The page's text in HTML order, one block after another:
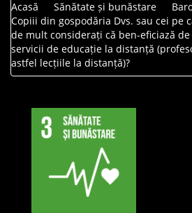
Acasă Sănătate și bunăstare
Copiii din gospodăria Dvs. sau cei pe
de mult considerați că ben-eficiază
servicii de educație la distanță
astfel lecțiile la distanță)?